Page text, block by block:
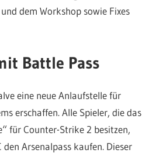
dem Workshop sowie Fixes
Battle Pass
eine neue Anlaufstelle für
erschaffen. Alle Spieler, die das
für Counter-Strike 2 besitzen,
Arsenalpass kaufen. Dieser